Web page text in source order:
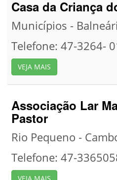
Casa da Criança
Municípios -
Telefone: 47-3264-
VEJA MAIS
Associação Lar
Pastor
Rio Pequeno -
Telefone: 47-